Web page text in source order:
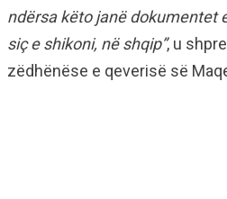
ndërsa këto janë dokumentet
siç e shikoni, në shqip”, u
zëdhënëse e qeverisë së